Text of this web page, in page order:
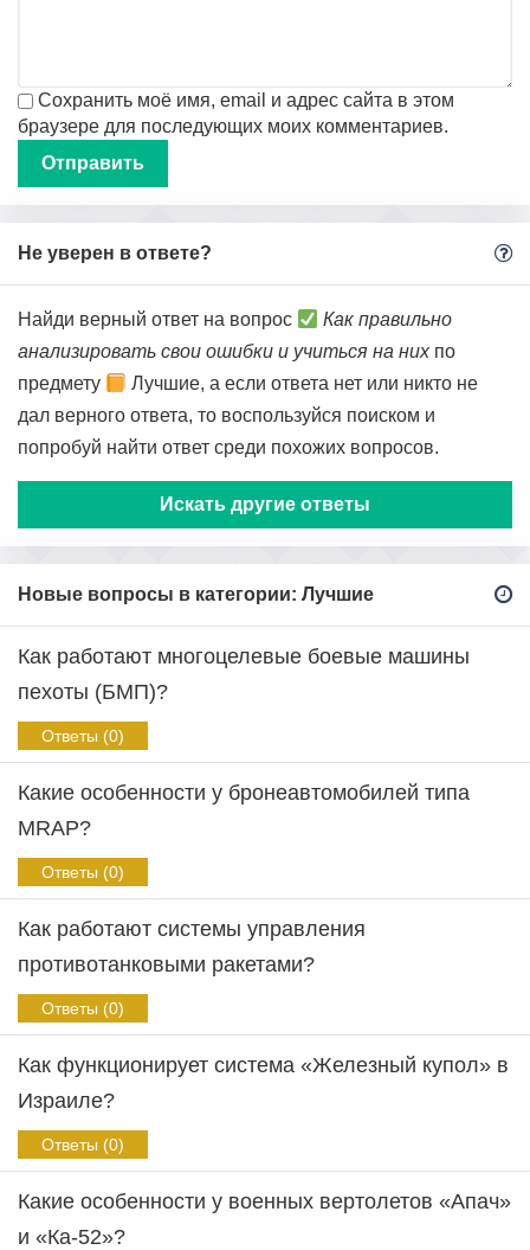
Сохранить моё имя, email и адрес сайта в этом
браузере для последующих моих комментариев.
Не уверен в ответе?
Найди верный ответ на вопрос
Как правильно
анализировать свои ошибки и учиться на нихпо
предмету
Лучшие, а если ответа нет или никто не
дал верного ответа, то воспользуйся поиском и
попробуй найти ответ среди похожих вопросов.
Искать другие ответы
Новые вопросы в категории: Лучшие
Как работают многоцелевые боевые машины
пехоты (БМП)?
Ответы (0)
Какие особенности у бронеавтомобилей типа
MRAP?
Ответы (0)
Как работают системы управления
противотанковыми ракетами?
Ответы (0)
Как функционирует система «Железный купол» в
Израиле?
Ответы (0)
Какие особенности у военных вертолетов «Апач»
и «Ка-52»?